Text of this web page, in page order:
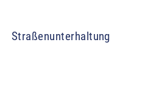
Straßenunterhaltung